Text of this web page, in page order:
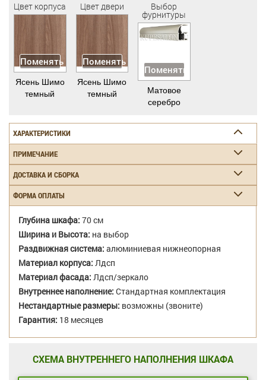
Цвет корпуса
Поменять
Ясень Шимо
темный
Цвет двери
Поменять
Ясень Шимо
темный
Выбор
фурнитуры
Поменять
Матовое
серебро
ХАРАКТЕРИСТИКИ
ПРИМЕЧАНИЕ
ДОСТАВКА И СБОРКА
ФОРМА ОПЛАТЫ
Глубина шкафа: 70 см
Ширина и Высота: на выбор
Раздвижная система: алюминиевая нижнеопорная
Материал корпуса: Лдсп
Материал фасада: Лдсп/зеркало
Внутреннее наполнение: Стандартная комплектация
Нестандартные размеры: возможны (звоните)
Гарантия: 18 месяцев
СХЕМА ВНУТРЕННЕГО НАПОЛНЕНИЯ ШКАФА